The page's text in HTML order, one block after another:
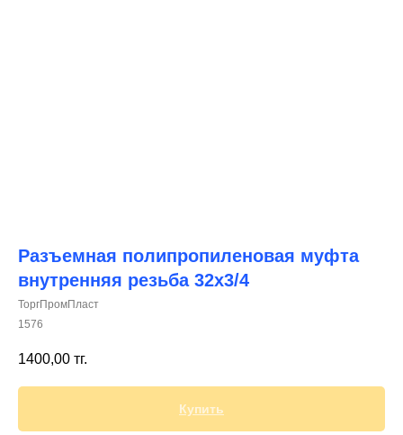
(700) 730-70-73
Разъемная полипропиленовая муфта
внутренняя резьба 32х3/4
ТоргПромПласт
1576
1400,00 тг.
Купить